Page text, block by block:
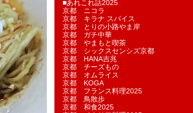
■あれこれ話2025
京都 ニコラ
京都 キラナ スパイス
京都 とりの小路やま岸
京都 ガチ中華
京都 やまもと喫茶
京都 シックスセンシズ京都
京都 HANA吉兆
京都 チーズもの
京都 オムライス
京都 KOGA
京都 フランス料理2025
京都 鳥散歩
京都 和食2025